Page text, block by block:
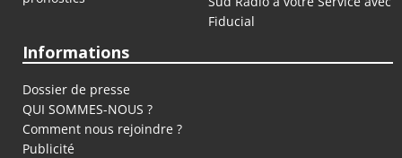
Fiducial
Informations
Dossier de presse
QUI SOMMES-NOUS ?
Comment nous rejoindre ?
Publicité